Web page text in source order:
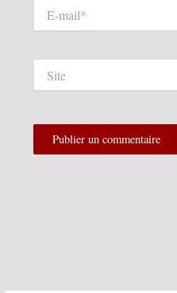
mail*